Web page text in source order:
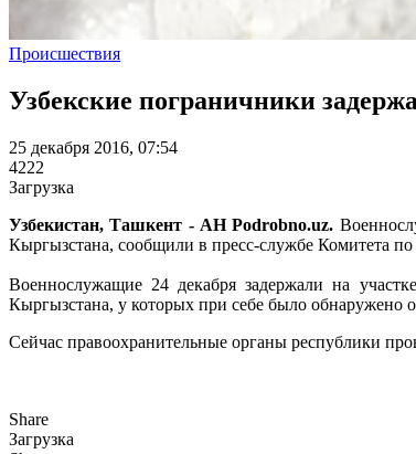
Происшествия
Узбекские пограничники
25 декабря 2016, 07:54
4222
Загрузка
Узбекистан, Ташкент - АН Podrobno.uz.
Кыргызстана, сообщили в пресс-службе Комитета
Военнослужащие 24 декабря задержали на
Кыргызстана, у которых при себе было обнаружено
Сейчас правоохранительные органы республики
Share
Загрузка